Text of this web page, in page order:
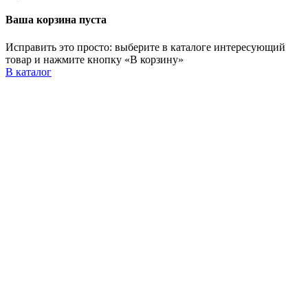
Ваша корзина пуста
Исправить это просто: выберите в каталоге интересующий
товар и нажмите кнопку «В корзину»
В каталог